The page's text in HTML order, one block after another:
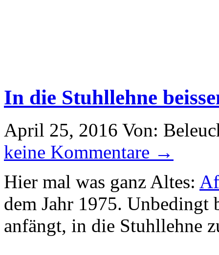
In die Stuhllehne
April 25, 2016 Von:
keine Kommentare →
Hier mal was ganz Altes:
dem Jahr 1975. Unbedingt
anfängt, in die Stuhllehne